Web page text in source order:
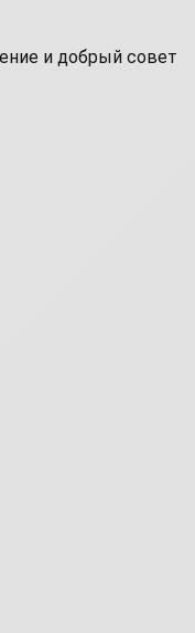
и добрый совет